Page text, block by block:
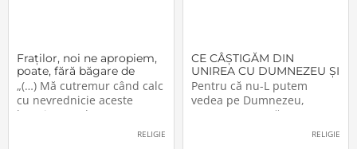
Fraţilor, noi ne apropiem,
poate, fără băgare de
seamă de aceşti «munţi»
„(…) Mă cutremur când calc
cu nevrednicie aceste
locuri pe unde au trecut
înaintaşii noştri. Şi cred că
RELIGIE
CE CÂŞTIGĂM DIN
UNIREA CU DUMNEZEU ŞI
CU FRAŢII (V)
Pentru că nu-L putem
vedea pe Dumnezeu,
aceasta nu ne răpeşte
libertatea şi dreptul de a-L
RELIGIE